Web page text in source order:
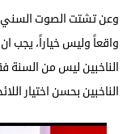
وعن تشتت الصوت السني
واقعاً وليس خياراً، يجب
الناخبين ليس من
الناخبين بحسن اختيار